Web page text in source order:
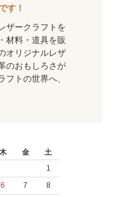
す！
ザークラフトを
材料・道具を販
オリジナルレザ
のおもしろさが
フトの世界へ、
木 金
土
1
6 7
8